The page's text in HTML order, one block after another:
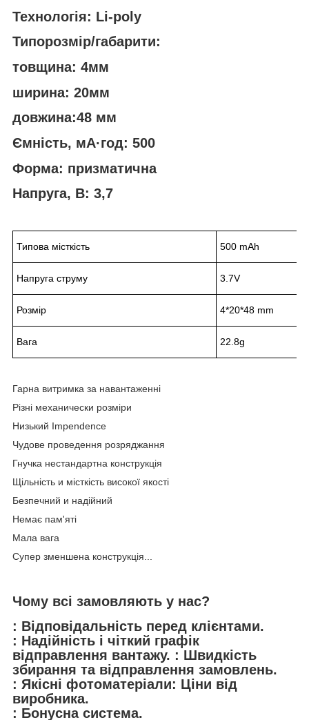
Технологія: Li-poly
Типорозмір/габарити:
товщина: 4мм
ширина: 20мм
довжина:48 мм
Ємність, мА·год: 500
Форма: призматична
Напруга, В: 3,7
Типова місткість 500 mAh
Напруга струму 3.7V
Розмір 4*20*48 mm
Вага 22.8g
Гарна витримка за навантаженні
Різні механически розміри
Низький Impendence
Чудове проведення розряджання
Гнучка нестандартна конструкція
Щільність и місткість високої якості
Безпечний и надійний
Немає пам'яті
Мала вага
Супер зменшена конструкція...
Чому всі замовляють у нас?
: Відповідальність перед клієнтами.
: Надійність і чіткий графік
відправлення вантажу. : Швидкість
збирання та відправлення замовлень.
: Якісні фотоматеріали: Ціни від
виробника.
: Бонусна система.